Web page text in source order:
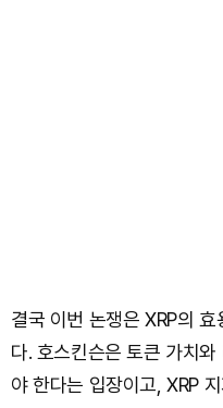
결국 이번 논쟁은 XRP의
다. 호스킨슨은 토큰 가치
야 한다는 입장이고, XRP